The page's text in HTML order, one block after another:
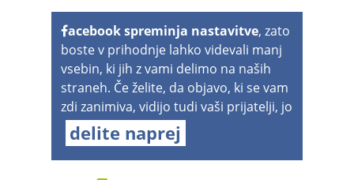
acebook spreminja nastavitve, zato
boste v prihodnje lahko videvali manj
vsebin, ki jih z vami delimo na naših
straneh. Če želite, da objavo, ki se vam
zdi zanimiva, vidijo tudi vaši prijatelji, jo
delite naprej